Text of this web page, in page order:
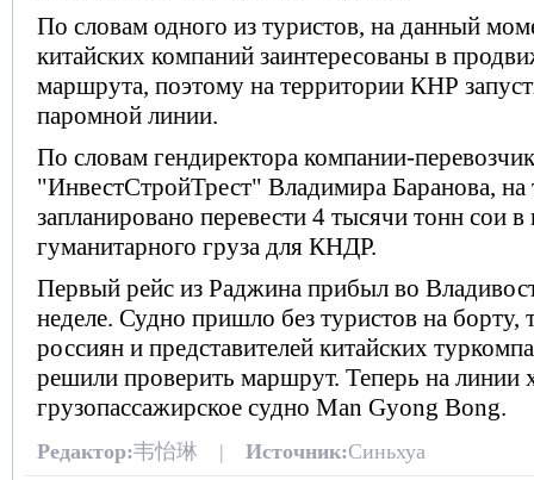
По словам одного из туристов, на данный
китайских компаний заинтересованы в
маршрута, поэтому на территории КНР
паромной линии.
По словам гендиректора компании-
"ИнвестСтройТрест" Владимира Баранова, на
запланировано перевести 4 тысячи тонн сои в
гуманитарного груза для КНДР.
Первый рейс из Раджина прибыл во
неделе. Судно пришло без туристов на борту,
россиян и представителей китайских
решили проверить маршрут. Теперь на линии
грузопассажирское судно Man Gyong Bong.
Редактор:韦怡琳 | Источник:Синьхуа